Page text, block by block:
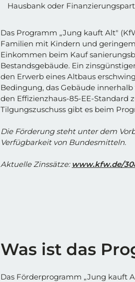
Hausbank oder
Das Programm „Jung kauft Alt"
Familien mit Kindern und
Einkommen beim Kauf
Bestandsgebäude. Ein
den Erwerb eines Altbaus
Bedingung, das Gebäude
den Effizienzhaus-85-EE-Standard
Tilgungszuschuss gibt es beim
Die Förderung steht unter dem
Verfügbarkeit von Bundesmitteln.
Aktuelle Zinssätze: www.kfw.de/
Was ist das
Das Förderprogramm „Jung kauft